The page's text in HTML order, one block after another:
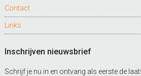
Contact
Links
Inschrijven nieuwsbrief
Schrijf je nu in en ontvang als eerste de